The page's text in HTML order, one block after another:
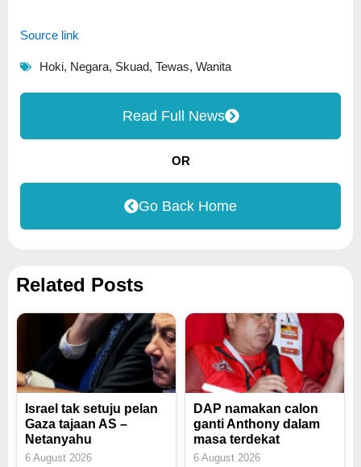
Source link
Hoki, Negara, Skuad, Tewas, Wanita
Read Full News
OR
Go Back Home
Related Posts
Israel tak setuju pelan
Gaza tajaan AS –
Netanyahu
6 August 2026
DAP namakan calon
ganti Anthony dalam
masa terdekat
6 August 2026